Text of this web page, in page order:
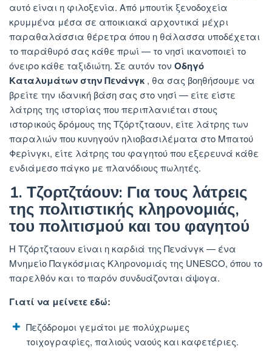
αυτό είναι η φιλοξενία. Από μπουτίκ ξενοδοχεία
κρυμμένα μέσα σε αποικιακά αρχοντικά μέχρι
παραθαλάσσια θέρετρα όπου η θάλασσα υποδέχεται
το παράθυρό σας κάθε πρωί — το νησί ικανοποιεί το
όνειρο κάθε ταξιδιώτη. Σε αυτόν τον Οδηγό
Καταλυμάτων στην Πενάνγκ , θα σας βοηθήσουμε να
βρείτε την ιδανική βάση σας στο νησί — είτε είστε
λάτρης της ιστορίας που περιπλανιέται στους
ιστορικούς δρόμους της Τζόρτζταουν, είτε λάτρης των
παραλιών που κυνηγούν ηλιοβασιλέματα στο Μπατού
Φερίνγκι, είτε λάτρης του φαγητού που εξερευνά κάθε
ενδιάμεσο πάγκο με πλανόδιους πωλητές.
1. Τζορτζτάουν: Για τους λάτρεις
της πολιτιστικής κληρονομιάς,
του πολιτισμού και του φαγητού
Η Τζόρτζταουν είναι η καρδιά της Πενάνγκ — ένα
Μνημείο Παγκόσμιας Κληρονομιάς της UNESCO, όπου το
παρελθόν και το παρόν συνδυάζονται άψογα.
Γιατί να μείνετε εδώ:
Πεζόδρομοι γεμάτοι με πολύχρωμες
τοιχογραφίες, παλιούς ναούς και καφετέριες.